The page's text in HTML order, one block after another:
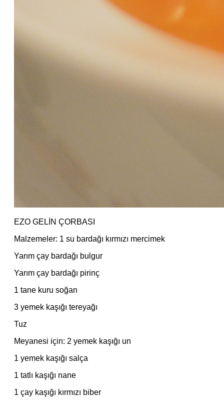
EZO GELİN ÇORBASI
Malzemeler: 1 su bardağı kırmızı mercimek
Yarım çay bardağı bulgur
Yarım çay bardağı pirinç
1 tane kuru soğan
3 yemek kaşığı tereyağı
Tuz
Meyanesi için: 2 yemek kaşığı un
1 yemek kaşığı salça
1 tatlı kaşığı nane
1 çay kaşığı kırmızı biber